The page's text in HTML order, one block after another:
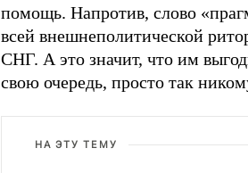
помощь. Напротив, слово
всей внешнеполитической
СНГ. А это значит, что им
свою очередь, просто так
НА ЭТУ ТЕМУ